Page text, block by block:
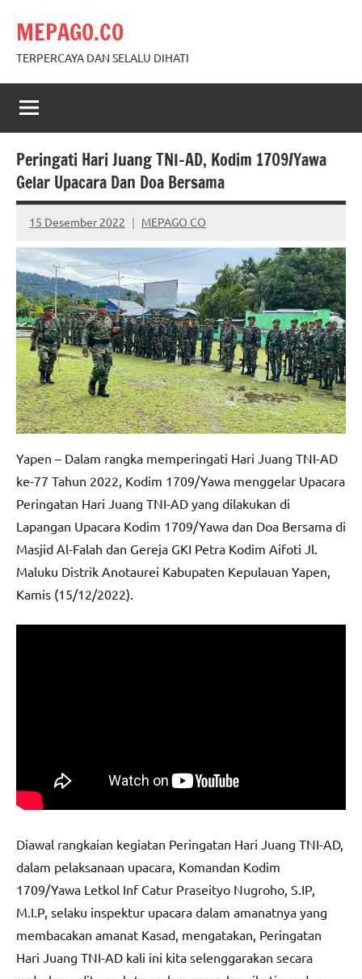
content
MEPAGO.CO
TERPERCAYA DAN SELALU DIHATI
Peringati Hari Juang TNI-AD, Kodim 1709/Yawa
Gelar Upacara Dan Doa Bersama
15 Desember 2022 MEPAGO CO
No
comments
Yapen – Dalam rangka memperingati Hari Juang TNI-AD
ke-77 Tahun 2022, Kodim 1709/Yawa menggelar Upacara
Peringatan Hari Juang TNI-AD yang dilakukan di
Lapangan Upacara Kodim 1709/Yawa dan Doa Bersama di
Masjid Al-Falah dan Gereja GKI Petra Kodim Aifoti Jl.
Maluku Distrik Anotaurei Kabupaten Kepulauan Yapen,
Kamis (15/12/2022).
Diawal rangkaian kegiatan Peringatan Hari Juang TNI-AD,
dalam pelaksanaan upacara, Komandan Kodim
1709/Yawa Letkol Inf Catur Praseityo Nugroho, S.IP,
M.I.P, selaku inspektur upacara dalam amanatnya yang
membacakan amanat Kasad, mengatakan, Peringatan
Hari Juang TNI-AD kali ini kita selenggarakan secara